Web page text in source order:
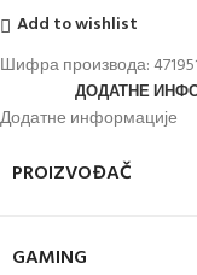
Add to wishlist
Шифра производа:
ДОДАТНЕ
Додатне информације
PROIZVOĐAČ
GAMING